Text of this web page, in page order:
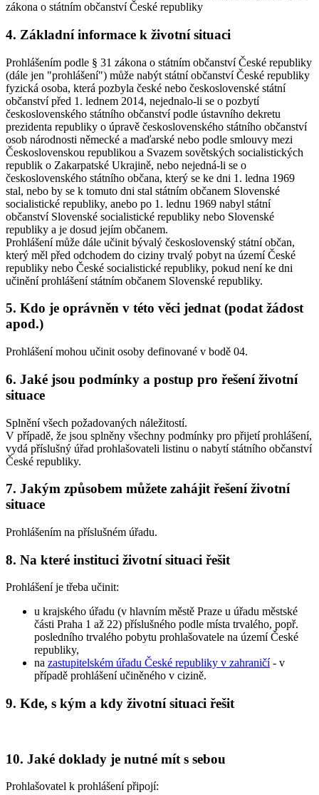
zákona o státním občanství České republiky
4. Základní informace k životní situaci
Prohlášením podle § 31 zákona o státním občanství České republiky
(dále jen "prohlášení") může nabýt státní občanství České republiky
fyzická osoba, která pozbyla české nebo československé státní
občanství před 1. lednem 2014, nejednalo-li se o pozbytí
československého státního občanství podle ústavního dekretu
prezidenta republiky o úpravě československého státního občanství
osob národnosti německé a maďarské nebo podle smlouvy mezi
Československou republikou a Svazem sovětských socialistických
republik o Zakarpatské Ukrajině, nebo nejedná-li se o
československého státního občana, který se ke dni 1. ledna 1969
stal, nebo by se k tomuto dni stal státním občanem Slovenské
socialistické republiky, anebo po 1. lednu 1969 nabyl státní
občanství Slovenské socialistické republiky nebo Slovenské
republiky a je dosud jejím občanem.
Prohlášení může dále učinit bývalý československý státní občan,
který měl před odchodem do ciziny trvalý pobyt na území České
republiky nebo České socialistické republiky, pokud není ke dni
učinění prohlášení státním občanem Slovenské republiky.
5. Kdo je oprávněn v této věci jednat (podat žádost
apod.)
Prohlášení mohou učinit osoby definované v bodě 04.
6. Jaké jsou podmínky a postup pro řešení životní
situace
Splnění všech požadovaných náležitostí.
V případě, že jsou splněny všechny podmínky pro přijetí prohlášení,
vydá příslušný úřad prohlašovateli listinu o nabytí státního občanství
České republiky.
7. Jakým způsobem můžete zahájit řešení životní
situace
Prohlášením na příslušném úřadu.
8. Na které instituci životní situaci řešit
Prohlášení je třeba učinit:
u krajského úřadu (v hlavním městě Praze u úřadu městské
části Praha 1 až 22) příslušného podle místa trvalého, popř.
posledního trvalého pobytu prohlašovatele na území České
republiky,
na zastupitelském úřadu České republiky v zahraničí- v
případě prohlášení učiněného v cizině.
9. Kde, s kým a kdy životní situaci řešit
10. Jaké doklady je nutné mít s sebou
Prohlašovatel k prohlášení připojí: